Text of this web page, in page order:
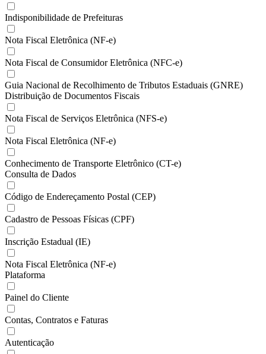
Indisponibilidade de Prefeituras
Nota Fiscal Eletrônica (NF-e)
Nota Fiscal de Consumidor Eletrônica (NFC-e)
Guia Nacional de Recolhimento de Tributos Estaduais (GNRE)
Distribuição de Documentos Fiscais
Nota Fiscal de Serviços Eletrônica (NFS-e)
Nota Fiscal Eletrônica (NF-e)
Conhecimento de Transporte Eletrônico (CT-e)
Consulta de Dados
Código de Endereçamento Postal (CEP)
Cadastro de Pessoas Físicas (CPF)
Inscrição Estadual (IE)
Nota Fiscal Eletrônica (NF-e)
Plataforma
Painel do Cliente
Contas, Contratos e Faturas
Autenticação